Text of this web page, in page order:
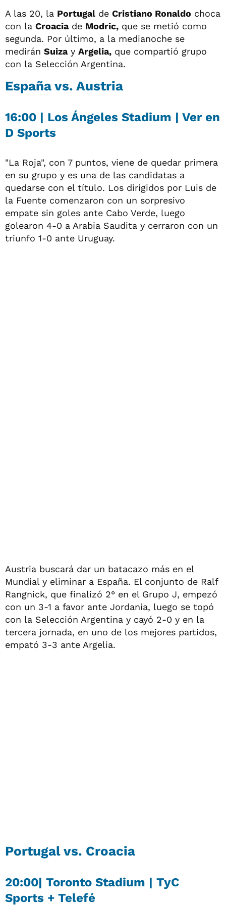
A las 20, la Portugal de Cristiano Ronaldo choca
con la Croaciade Modric, que se metió como
segunda. Por último, a la medianoche se
medirán Suizay Argelia, que compartió grupo
con la Selección Argentina.
España vs. Austria
16:00 | Los Ángeles Stadium | Ver en
D Sports
"La Roja", con 7 puntos, viene de quedar primera
en su grupo y es una de las candidatas a
quedarse con el título. Los dirigidos por Luis de
la Fuente comenzaron con un sorpresivo
empate sin goles ante Cabo Verde, luego
golearon 4-0 a Arabia Saudita y cerraron con un
triunfo 1-0 ante Uruguay.
Austria buscará dar un batacazo más en el
Mundial y eliminar a España. El conjunto de Ralf
Rangnick, que finalizó 2° en el Grupo J, empezó
con un 3-1 a favor ante Jordania, luego se topó
con la Selección Argentina y cayó 2-0 y en la
tercera jornada, en uno de los mejores partidos,
empató 3-3 ante Argelia.
Portugal vs. Croacia
20:00| Toronto Stadium | TyC
Sports + Telefé